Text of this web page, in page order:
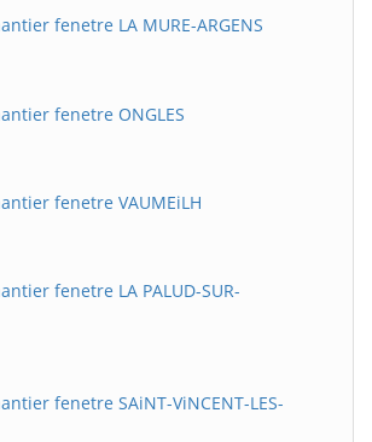
fenetre LA MURE-ARGENS
fenetre ONGLES
fenetre VAUMEiLH
fenetre LA PALUD-SUR-
fenetre SAiNT-ViNCENT-LES-